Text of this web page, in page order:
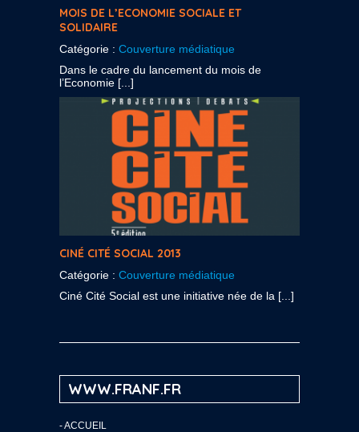
MOIS DE L’ECONOMIE SOCIALE ET
SOLIDAIRE
Catégorie : Couverture médiatique
Dans le cadre du lancement du mois de
l’Economie [...]
CINÉ CITÉ SOCIAL 2013
Catégorie : Couverture médiatique
Ciné Cité Social est une initiative née de la [...]
WWW.FRANF.FR
-ACCUEIL